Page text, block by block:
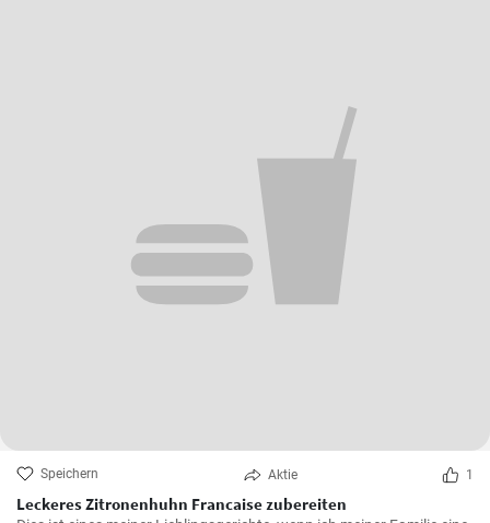
Speichern Aktie 1
Leckeres Zitronenhuhn Francaise zubereiten